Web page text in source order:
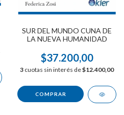
SUR DEL MUNDO CUNA DE
LA NUEVA HUMANIDAD
$37.200,00
3 cuotas sin interés de$12.400,00